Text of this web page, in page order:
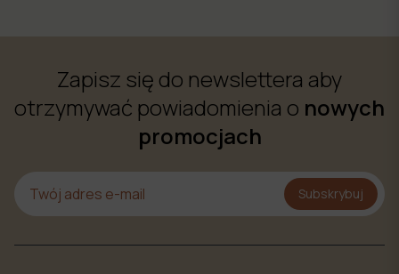
Zapisz się do newslettera aby
otrzymywać powiadomienia o nowych
promocjach
Subskrybuj